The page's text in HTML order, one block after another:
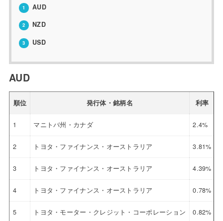
1 AUD
2 NZD
3 USD
AUD
順位 発行体・銘柄名 利率
1 マニトバ州・カナダ 2.4%
2 トヨタ・ファイナンス・オーストラリア 3.81%
3 トヨタ・ファイナンス・オーストラリア 4.39%
4 トヨタ・ファイナンス・オーストラリア 0.78%
5 トヨタ・モーター・クレジット・コーポレーション 0.82%